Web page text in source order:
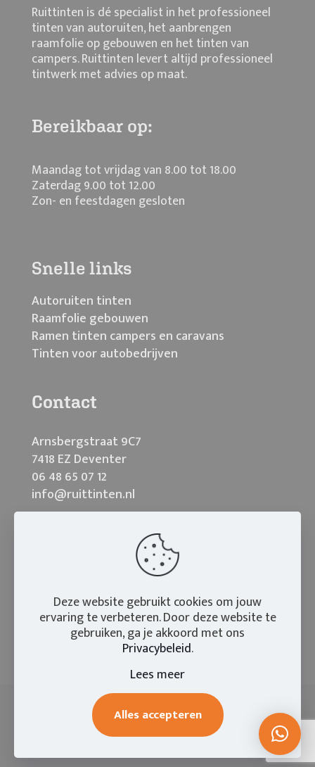
Ruittinten is dé specialist in het professioneel
tinten van autoruiten, het aanbrengen
raamfolie op gebouwen en het tinten van
campers. Ruittinten levert altijd professioneel
tintwerk met advies op maat.
Bereikbaar op:
Maandag tot vrijdag van 8.00 tot 18.00
Zaterdag 9.00 tot 12.00
Zon- en feestdagen gesloten
Snelle links
Autoruiten tinten
Raamfolie gebouwen
Ramen tinten campers en caravans
Tinten voor autobedrijven
Contact
Arnsbergstraat 9C7
7418 EZ Deventer
06 48 65 07 12
info@ruittinten.nl
Ruittinten| Webrealisatie: N35 Creatief|
Privacy- en cookieverklaring Sitemap
Deze website gebruikt cookies om jouw
ervaring te verbeteren. Door deze website te
gebruiken, ga je akkoord met ons
Privacybeleid.
Lees meer
Alles accepteren